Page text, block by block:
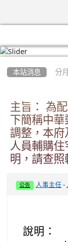
本站消息 分
主旨： 為
下簡稱中
調整，本府
人員輔購
明，請查照
公告 人事主任 -
說明：